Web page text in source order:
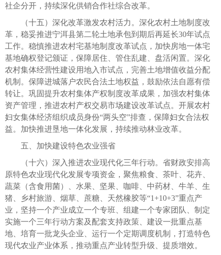
社企分开，持续深化供销合作社综合改革。
（十五）深化改革激发农村活力。深化农村土地制度改
革，稳妥推进宁洱县第二轮土地承包到期后再延长30年试点
工作。稳慎推进农村宅基地制度改革试点，加快房地一体宅
基地确权登记颁证，保障居住、管住乱建、盘活闲置。深化
农村集体经营性建设用地入市试点，完善土地增值收益分配
机制。保障进城落户农民合法土地权益，鼓励依法自愿有偿
转让。巩固提升农村集体产权制度改革成果，加强农村集体
资产管理，推进农村产权交易市场建设改革试点。开展农村
妇女集体经济组织成员身份“两头空”排查，保障妇女合法权
益。加快推进垦地一体化发展，持续推动林业改革。
五、加快建设特色农业强省
（十六）深入推进农业现代化三年行动。省财政安排高
原特色农业现代化发展专项资金，聚焦粮食、茶叶、花卉、
蔬菜（含食用菌）、水果、坚果、咖啡、中药材、牛羊、生
猪、乡村旅游、烟草、蔗糖、天然橡胶等“1+10+3”重点产
业，坚持一个产业成立一个专班、组建一个专家团队、制定
实施一个三年行动方案及配套支持政策、建设一批重点基
地、培育一批龙头企业、运行一个定期调度机制，打造特色
现代农业产业体系，推动重点产业转型升级、提质增效。